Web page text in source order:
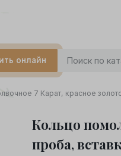
онлайн
7 Карат, красное
Кольцо
проба,